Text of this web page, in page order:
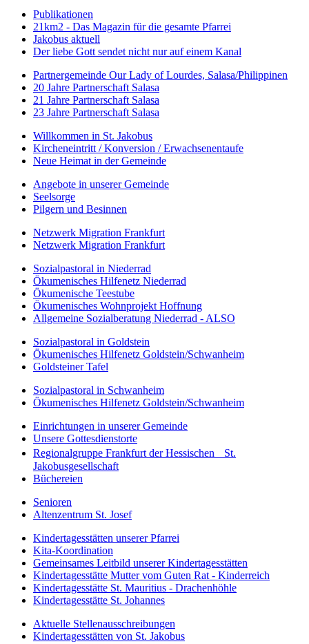
Publikationen
21km2 - Das Magazin für die gesamte Pfarrei
Jakobus aktuell
Der liebe Gott sendet nicht nur auf einem Kanal
Partnergemeinde Our Lady of Lourdes, Salasa/Philippinen
20 Jahre Partnerschaft Salasa
21 Jahre Partnerschaft Salasa
23 Jahre Partnerschaft Salasa
Willkommen in St. Jakobus
Kircheneintritt / Konversion / Erwachsenentaufe
Neue Heimat in der Gemeinde
Angebote in unserer Gemeinde
Seelsorge
Pilgern und Besinnen
Netzwerk Migration Frankfurt
Netzwerk Migration Frankfurt
Sozialpastoral in Niederrad
Ökumenisches Hilfenetz Niederrad
Ökumenische Teestube
Ökumenisches Wohnprojekt Hoffnung
Allgemeine Sozialberatung Niederrad - ALSO
Sozialpastoral in Goldstein
Ökumenisches Hilfenetz Goldstein/Schwanheim
Goldsteiner Tafel
Sozialpastoral in Schwanheim
Ökumenisches Hilfenetz Goldstein/Schwanheim
Einrichtungen in unserer Gemeinde
Unsere Gottesdienstorte
Regionalgruppe Frankfurt der Hessischen St.
Jakobusgesellschaft
Büchereien
Senioren
Altenzentrum St. Josef
Kindertagesstätten unserer Pfarrei
Kita-Koordination
Gemeinsames Leitbild unserer Kindertagesstätten
Kindertagesstätte Mutter vom Guten Rat - Kinderreich
Kindertagesstätte St. Mauritius - Drachenhöhle
Kindertagesstätte St. Johannes
Aktuelle Stellenausschreibungen
Kindertagesstätten von St. Jakobus